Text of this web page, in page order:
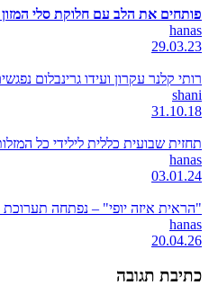
פותחים את הלב עם חלוקת סלי
hanas
29.03.23
רותי קלנר עקרון ועידו גרינבלום
shani
31.10.18
תחזית שבועית כללית לילידי כל
hanas
03.01.24
"הראית איזה יופי" – נפתחה
hanas
20.04.26
כתיבת תגובה